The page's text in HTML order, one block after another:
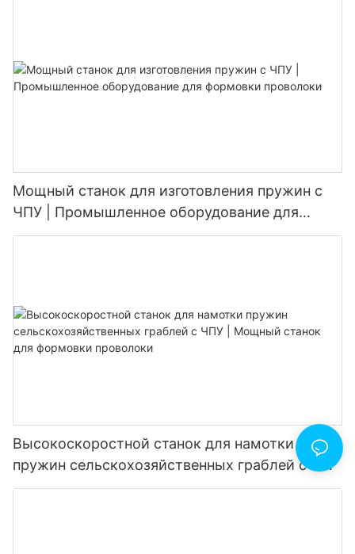
Мощный станок для изготовления пружин с
ЧПУ | Промышленное оборудование для
формовки проволоки
Высокоскоростной станок для намотки
пружин сельскохозяйственных граблей с ЧПУ
| Мощный станок для формовки проволоки